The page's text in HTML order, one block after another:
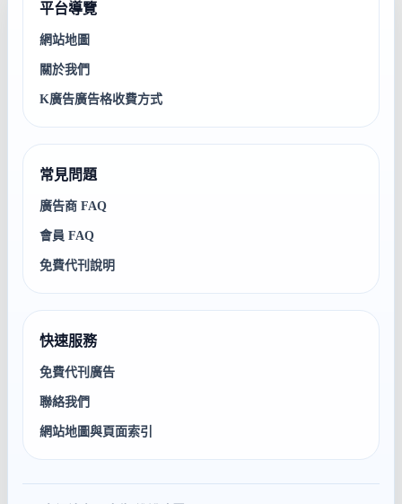
平台導覽
網站地圖
關於我們
K廣告廣告格收費方式
常見問題
廣告商 FAQ
會員 FAQ
免費代刊說明
快速服務
免費代刊廣告
聯絡我們
網站地圖與頁面索引